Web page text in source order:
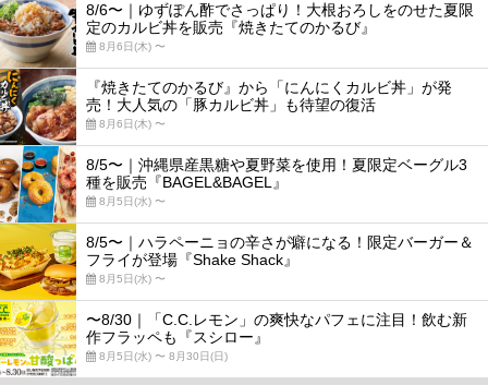
8/6〜｜ゆずぽん酢でさっぱり！大根おろしをのせた夏限
定のカルビ丼を販売『焼きたてのかるび』
8月6日(木) 〜
『焼きたてのかるび』から「にんにくカルビ丼」が発
売！大人気の「豚カルビ丼」も待望の復活
8月6日(木) 〜
8/5〜｜沖縄県産黒糖や夏野菜を使用！夏限定ベーグル3
種を販売『BAGEL&BAGEL』
8月5日(水) 〜
8/5〜｜ハラペーニョの辛さが癖になる！限定バーガー＆
フライが登場『Shake Shack』
8月5日(水) 〜
〜8/30｜「C.C.レモン」の爽快なパフェに注目！飲む新
作フラッペも『スシロー』
8月5日(水) 〜 8月30日(日)